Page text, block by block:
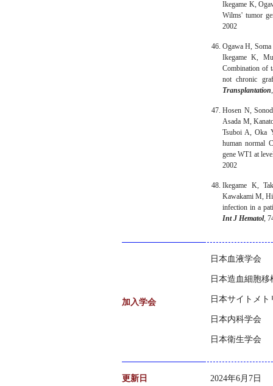
Ikegame K,
Wilms' tumor
2002
Ogawa H,
Ikegame K,
Combination of
not chronic
Transplantation
Hosen N,
Asada M,
Tsuboi A, Oka
human normal
gene WT1 at
2002
Ikegame K,
Kawakami M,
infection in a
Int J Hematol,
加入学会
日本血液学会
日本造血細胞移
日本サイトメト
日本内科学会
日本衛生学会
更新日 2024年6月7日